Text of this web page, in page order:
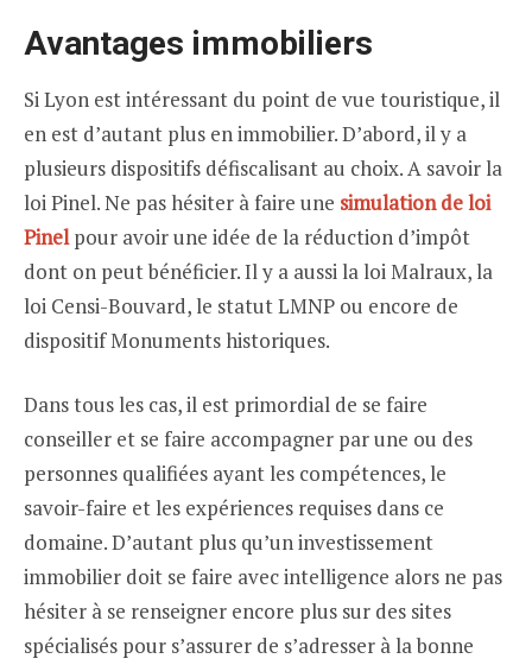
Avantages immobiliers
Si Lyon est intéressant du point de vue touristique, il
en est d’autant plus en immobilier. D’abord, il y a
plusieurs dispositifs défiscalisant au choix. A savoir la
loi Pinel. Ne pas hésiter à faire une simulation de loi
Pinelpour avoir une idée de la réduction d’impôt
dont on peut bénéficier. Il y a aussi la loi Malraux, la
loi Censi-Bouvard, le statut LMNP ou encore de
dispositif Monuments historiques.
Dans tous les cas, il est primordial de se faire
conseiller et se faire accompagner par une ou des
personnes qualifiées ayant les compétences, le
savoir-faire et les expériences requises dans ce
domaine. D’autant plus qu’un investissement
immobilier doit se faire avec intelligence alors ne pas
hésiter à se renseigner encore plus sur des sites
spécialisés pour s’assurer de s’adresser à la bonne